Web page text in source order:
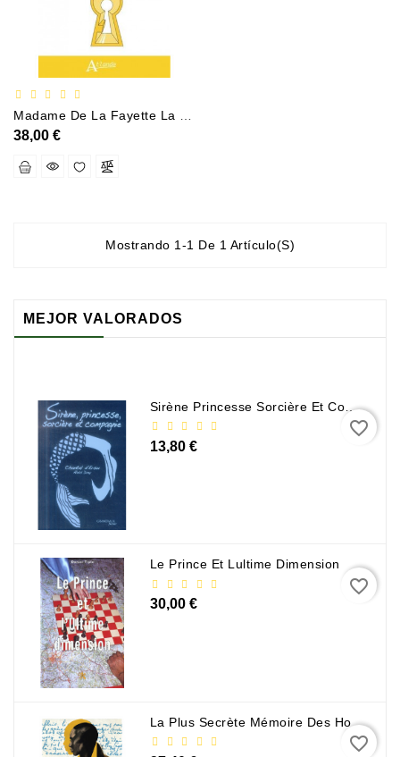
Droit
Fantasy
Et
Science-
Merchandising
Parascolaire
Thriller
Religion
Ésotérisme
Romans
Nouvelles
Genre
Romance
Sciences
Sociales
38,00 €
Mostrando 1-1 De 1 Artículo(s)
MEJOR VALORADOS
Sirène Princesse Sorcière Et Compagnie
13,80 €
favorite_border
Le Prince Et Lultime Dimension
30,00 €
favorite_border
La Plus Secrète Mémoire Des Hommes - Mohamed Mbougar Sarr
favorite_border